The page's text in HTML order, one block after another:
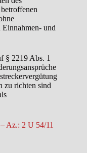
Einnahmen- und
§ 2219 Abs. 1
zu richten sind
Az.: 2 U 54/11